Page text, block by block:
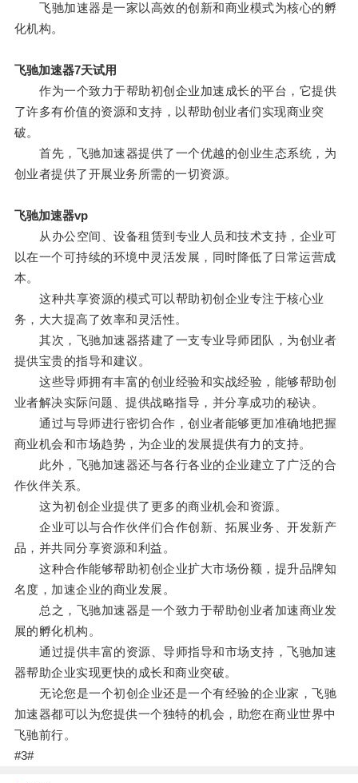
飞驰加速器是一家以高效的创新和商业模式为核心的孵
化机构。
飞驰加速器7天试用
作为一个致力于帮助初创企业加速成长的平台，它提供
了许多有价值的资源和支持，以帮助创业者们实现商业突
破。
首先，飞驰加速器提供了一个优越的创业生态系统，为
创业者提供了开展业务所需的一切资源。
飞驰加速器vp
从办公空间、设备租赁到专业人员和技术支持，企业可
以在一个可持续的环境中灵活发展，同时降低了日常运营成
本。
这种共享资源的模式可以帮助初创企业专注于核心业
务，大大提高了效率和灵活性。
其次，飞驰加速器搭建了一支专业导师团队，为创业者
提供宝贵的指导和建议。
这些导师拥有丰富的创业经验和实战经验，能够帮助创
业者解决实际问题、提供战略指导，并分享成功的秘诀。
通过与导师进行密切合作，创业者能够更加准确地把握
商业机会和市场趋势，为企业的发展提供有力的支持。
此外，飞驰加速器还与各行各业的企业建立了广泛的合
作伙伴关系。
这为初创企业提供了更多的商业机会和资源。
企业可以与合作伙伴们合作创新、拓展业务、开发新产
品，并共同分享资源和利益。
这种合作能够帮助初创企业扩大市场份额，提升品牌知
名度，加速企业的商业发展。
总之，飞驰加速器是一个致力于帮助创业者加速商业发
展的孵化机构。
通过提供丰富的资源、导师指导和市场支持，飞驰加速
器帮助企业实现更快的成长和商业突破。
无论您是一个初创企业还是一个有经验的企业家，飞驰
加速器都可以为您提供一个独特的机会，助您在商业世界中
飞驰前行。
#3#